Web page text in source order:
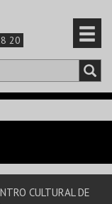
20
CULTURAL DE